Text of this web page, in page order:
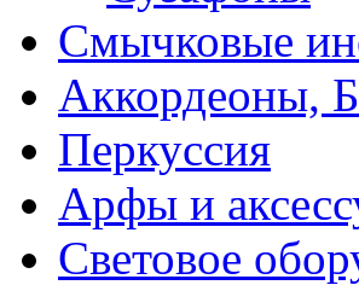
Смычковые
Аккордеоны,
Перкуссия
Арфы и
Световое